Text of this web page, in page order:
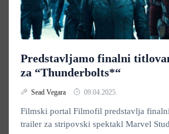
Predstavljamo finalni
za “Thunderbolts*“
Sead Vegara 09.04.2025.
Filmski portal Filmofil predstavlja
trailer za stripovski spektakl Marvel